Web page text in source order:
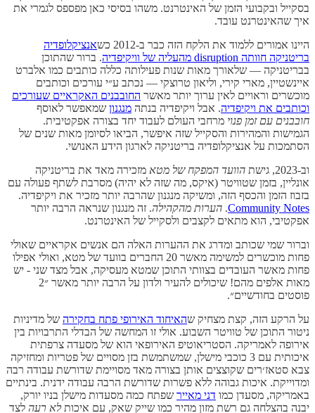
בסקייל ובקבועי הזמן של האינטרנט. משהו בסיסי כאן מפספס לגמרי את
איך שהאינטרנט עובד.
היינו אמורים ללמוד את הלקח הזה כבר ב-2012 כש
אנציקלופדיה
בריטניקה חוותה disruption מהעליה של וויקיפדיה
. ברור שהתוכן
בבריטניקה — שלאורך מאות שנות פעילותה כללה כותבים כמו אלברט
איינשטיין, מארי קירי, וליאון טרוצקי — נכתב ע״י עורכים וכותבים
מוכשרים וראויים לאין ערוך יותר מאשר החובבנים האקראיים שעורכים
וכותבים את ויקיפדיה. אבל ויקיפדיה בנתה מנגנון שמאפשר לאוסף
חובבנים עם זמן פנוי מרחבי העולם לעבוד יחד בצורה אפקטיבית.
הגמישות והמהירות והסקייל שזה איפשר, הביאו לסיומן מאות שנים של
הסתמכות על אנציקלופדיה בריטניקה לארגון הידע האנושי.
וב-2023, גישת
הוועד המפקח של מטא מזכירה מאד את בריטניקה
אונליין, בזמן שטוויטר (איקס, מה שזה לא יהיה) מסרבת לשתף פעולה עם
בזבוז הזמן והכסף הזה, ומשיקה מנגנון שהרבה יותר מזכיר את ויקיפדיה.
Community Notes
. הערות מהקהילה. זה מנגנון שנראה הרבה יותר
אפקטיבי, הוא מתאים לקצבים ולסקייל של האינטרנט.
וברור שמי שכותב ומדרג את ההערות האלה הם אנשים אקראיים שאולי
פחות מוכשרים למשימה מאשר 20 החברים בוועד של מטא, ואולי אפילו
פחות מאשר העובדים בצוותי התוכן שמטא מעסיקה, אבל מצד שני - יש
מאות אלפים מהם! שיכולים להעיר ולדון על הרבה יותר מאשר ״2
פוסטים בחודשיים״.
על הרקע הזה, קצת מצחיק שהאיחוד האירופי פתח בחקירה של מדיניות
ניטור התוכן של טוויטר השבוע. אולי זו המחשה של הבדלי התרבויות בין
אירופה לאמריקה. הסטריאוטיפ האירופאי הוא של מסעדה צרפתית
איכותית עם 3 כוכבי מישלן, שמשתמשת בזן מסויים של פטריות ומחזיקה
צבא סטאז׳רים שקוצצים אותן בצורה מאד מסויימת שדורשת עבודה רבה
ומדוייקת. איכות גבוהה ללא פשרות שדורשת הרבה עבודה ידנית. בינתיים
באמריקה, מסעדן כמו דני מאייר שפתח כמה מסעדות מישלן בניו יורק,
יבנה בהצלחה גם רשת מזון מהיר כמו שייק שאק, עם איכותלא רעה לצד